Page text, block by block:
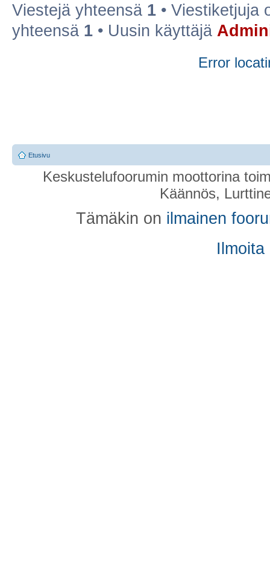
Viestejä yhteensä 1 • Viestiketjuja
yhteensä 1 • Uusin käyttäjä
Error
Etusivu
Keskustelufoorumin moottorina
Käännös,
Tämäkin on ilmainen